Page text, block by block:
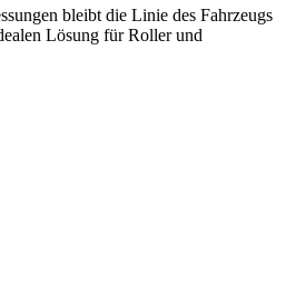
bleibt die Linie des Fahrzeugs
Lösung für Roller und